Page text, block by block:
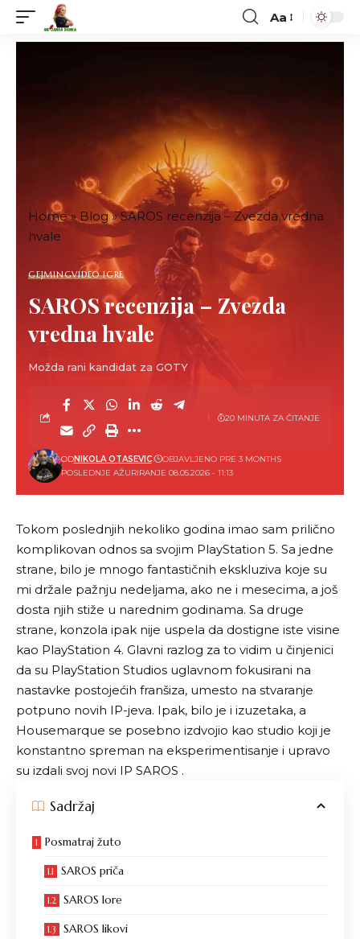
Font
Resizer
Aa
Home»Blog»SAROS recenzija – Zvezda vredna
hvale
GEJMINGVIDEO IGRE
SAROS recenzija – Zvezda
vredna hvale
Možda rani kandidat za GOTY
POSLEDNJE AŽURIRANJE 08.05.2026 - 11:13
ODNIKOLA OTASEVIC OBJAVLJENO PRE 3 MONTHS
20 MINUTA ZA ČITANJE
Tokom poslednjih nekoliko godina imao sam prilično
komplikovan odnos sa svojim PlayStation 5. Sa jedne
strane, bilo je mnogo fantastičnih ekskluziva koje su
mi držale pažnju nedeljama, ako ne i mesecima, a još
dosta njih stiže u narednim godinama. Sa druge
strane, konzola ipak nije uspela da dostigne iste visine
kao PlayStation 4. Glavni razlog za to vidim u činjenici
da su PlayStation Studios uglavnom fokusirani na
nastavke postojećih franšiza, umesto na stvaranje
potpuno novih IP-jeva. Ipak, bilo je i izuzetaka, a
Housemarque se posebno izdvojio kao studio koji je
konstantno spreman na eksperimentisanje i upravo
su izdali svoj novi IP SAROS .
Sadržaj
Posmatraj žuto
SAROS priča
SAROS lore
SAROS likovi